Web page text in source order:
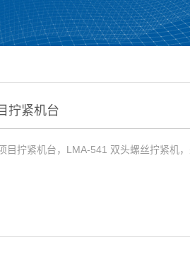
拧紧机台
目拧紧机台，LMA-541 双头螺丝拧紧机